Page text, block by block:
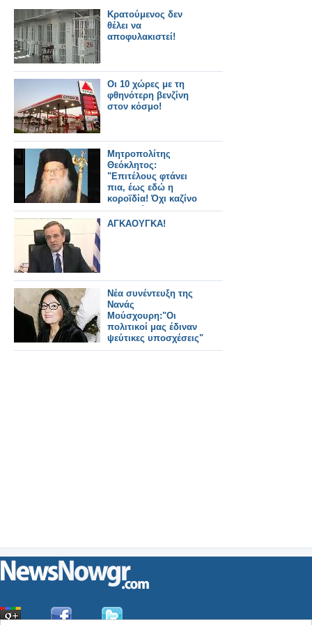
Κρατούμενος δεν
θέλει να
αποφυλακιστεί!
Οι 10 χώρες με τη
φθηνότερη βενζίνη
στον κόσμο!
Μητροπολίτης
Θεόκλητος:
"Επιτέλους φτάνει
πια, έως εδώ η
κοροϊδία! Όχι καζίνο
στη Φλώρινα"
ΑΓΚΑΟΥΓΚΑ!
Νέα συνέντευξη της
Νανάς
Μούσχουρη:"Οι
πολιτικοί μας έδιναν
ψεύτικες υποσχέσεις"